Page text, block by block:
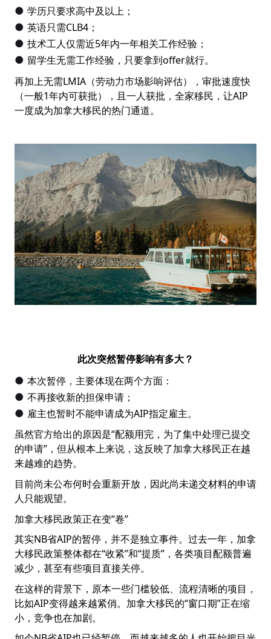
● 学历只要求高中及以上；
● 英语只需CLB4；
● 技术工人仅需近5年内一年相关工作经验；
● 留学生无需工作经验，只要拿到offer就行。
再加上无需LMIA（劳动力市场影响评估），审批速度快
（一般1年内可获批），且一人获批，全家移民，让AIP
一度成为加拿大移民的热门通道。
此次突然暂停影响有多大？
● 本次暂停，主要体现在两个方面：
● 不再接收新的担保申请；
● 雇主也暂时不能申请成为AIP指定雇主。
虽然官方给出的原因是“配额用完，为了集中处理已提交
的申请”，但从根本上来说，这反映了加拿大移民正在越
来越难的趋势。
目前尚未公布何时会重新开放，因此尚未递交材料的申请
人只能观望。
加拿大移民政策正在变“卷”
其实NB省AIP的暂停，并不是独立事件。过去一年，加拿
大移民政策整体都在“收紧”和“提质”，各类项目配额普遍
减少，甚至有些项目直接关停。
在这样的背景下，原本一些门槛较低、流程清晰的项目，
比如AIP变得越来越紧俏。加拿大移民的“窗口期”正在缩
小，竞争也在加剧。